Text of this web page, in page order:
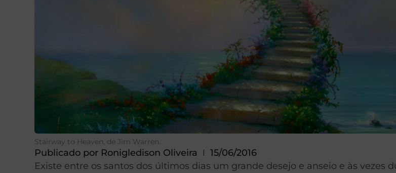
Stairway to Heaven, de Jim Warren.
Publicado por Ronigledison Oliveira
15/06/2016
Existe entre os santos dos últimos dias um grande desejo e anseio e às vezes